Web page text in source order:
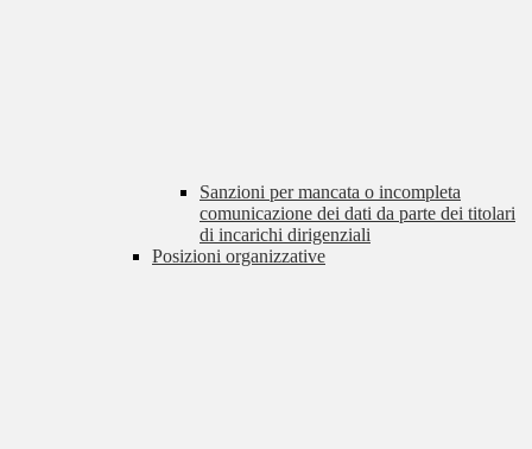
Sanzioni per mancata o incompleta
comunicazione dei dati da parte dei titolari
di incarichi dirigenziali
Posizioni organizzative